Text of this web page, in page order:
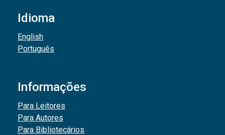
Idioma
English
Português
Informações
Para Leitores
Para Autores
Para Bibliotecários